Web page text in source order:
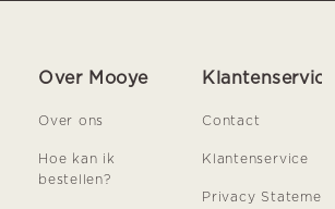
Over Mooye
Over ons
Hoe kan ik
bestellen?
Klantenservice
Contact
Klantenservice
Privacy